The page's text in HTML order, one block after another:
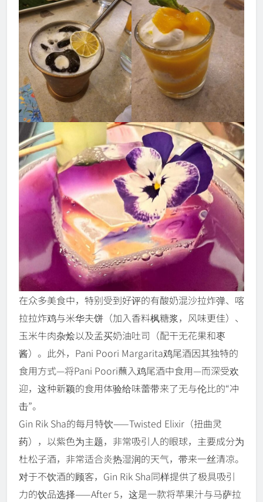
在众多美食中，特别受到好评的有酸奶混沙拉炸弹、喀
拉拉炸鸡与米华夫饼（加入香料枫糖浆，风味更佳）、
玉米牛肉杂烩以及孟买奶油吐司（配干无花果和枣
酱）。此外，Pani Poori Margarita鸡尾酒因其独特的
食用方式—将Pani Poori蘸入鸡尾酒中食用—而深受欢
迎，这种新颖的食用体验给味蕾带来了无与伦比的“冲
击”。
Gin Rik Sha的每月特饮——Twisted Elixir（扭曲灵
药），以紫色为主题，非常吸引人的眼球，主要成分为
杜松子酒，非常适合炎热湿润的天气，带来一丝清凉。
对于不饮酒的顾客，Gin Rik Sha同样提供了极具吸引
力的饮品选择——After 5，这是一款将苹果汁与马萨拉